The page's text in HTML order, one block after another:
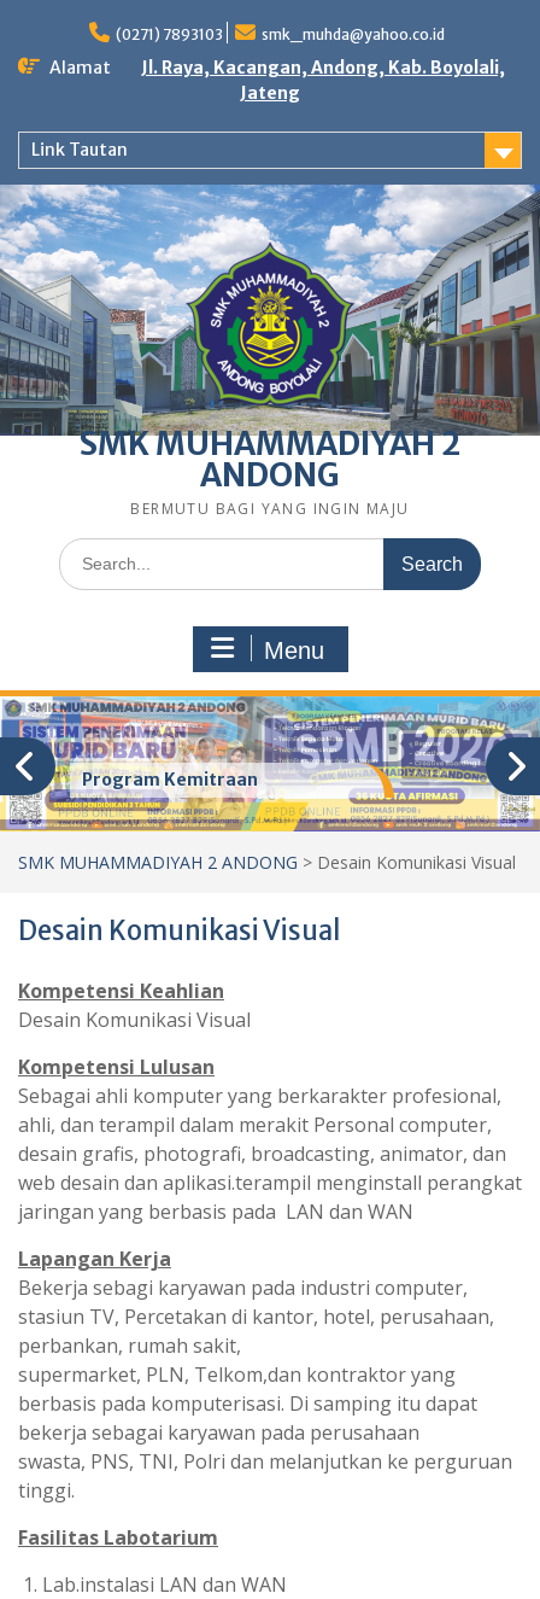
content
(0271) 7893103 smk_muhda@yahoo.co.id
Alamat
Jl. Raya, Kacangan, Andong, Kab. Boyolali,
Jateng
Link Tautan
SMK MUHAMMADIYAH 2
ANDONG
BERMUTU BAGI YANG INGIN MAJU
Search
for:
Menu
Program Kemitraan
SMK MUHAMMADIYAH 2 ANDONG > Desain Komunikasi Visual
Desain Komunikasi Visual
Kompetensi Keahlian
Desain Komunikasi Visual
Kompetensi Lulusan
Sebagai ahli komputer yang berkarakter profesional,
ahli, dan terampil dalam merakit Personal computer,
desain grafis, photografi, broadcasting, animator, dan
web desain dan aplikasi.terampil menginstall perangkat
jaringan yang berbasis pada LAN dan WAN
Lapangan Kerja
Bekerja sebagi karyawan pada industri computer,
stasiun TV, Percetakan di kantor, hotel, perusahaan,
perbankan, rumah sakit,
supermarket, PLN, Telkom,dan kontraktor yang
berbasis pada komputerisasi. Di samping itu dapat
bekerja sebagai karyawan pada perusahaan
swasta, PNS, TNI, Polri dan melanjutkan ke perguruan
tinggi.
Fasilitas Labotarium
Lab.instalasi LAN dan WAN